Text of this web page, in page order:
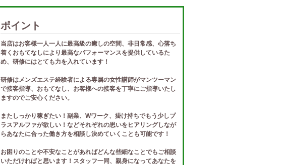
ポイント
当店はお客様一人一人に最高級の癒しの空間、非日常感、心落ち
着くおもてなしにより最高なパフォーマンスを提供しているた
め、研修にはとても力を入れています！
研修はメンズエステ経験者による専属の女性講師がマンツーマン
で接客指導、おもてなし、お客様への接客を丁寧にご指導いたし
ますのでご安心ください。
またしっかり稼ぎたい！副業、Wワーク、掛け持ちでもう少しプ
ラスアルファが欲しい！などそれぞれの思いをヒアリングしなが
らあなたに合った働き方を相談し決めていくことも可能です！
お困りのことや不安なことがあればどんな些細なことでもご相談
いただければと思います！スタッフ一同、親身になってあなたを